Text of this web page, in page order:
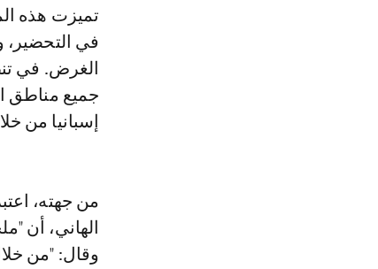
في التحضير،
جميع مناطق
إسبانيا من
من جهته،
الهاني، أن
وقال: "من